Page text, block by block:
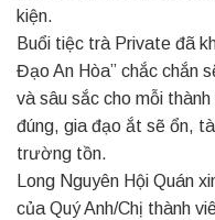
kiện.
Buổi tiệc trà Private đã
Đạo An Hòa” chắc chắn
và sâu sắc cho mỗi
đúng, gia đạo ắt sẽ ổn,
trường tồn.
Long Nguyên Hội Quán
của Quý Anh/Chị thành